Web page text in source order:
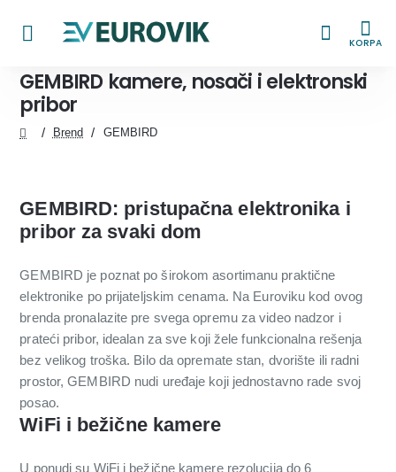
KORPA
GEMBIRD kamere, nosači i elektronski
pribor
Brend GEMBIRD
GEMBIRD: pristupačna elektronika i
pribor za svaki dom
GEMBIRD je poznat po širokom asortimanu praktične
elektronike po prijateljskim cenama. Na Euroviku kod ovog
brenda pronalazite pre svega opremu za video nadzor i
prateći pribor, idealan za sve koji žele funkcionalna rešenja
bez velikog troška. Bilo da opremate stan, dvorište ili radni
prostor, GEMBIRD nudi uređaje koji jednostavno rade svoj
posao.
WiFi i bežične kamere
U ponudi su WiFi i bežične kamere rezolucija do 6